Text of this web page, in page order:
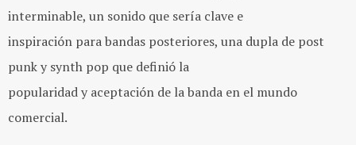
interminable, un sonido que sería clave e
inspiración para bandas posteriores, una dupla de post
punk y synth pop que definió la
popularidad y aceptación de la banda en el mundo
comercial.